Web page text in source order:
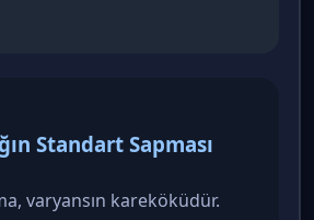
Standart Sapması
varyansın kareköküdür.